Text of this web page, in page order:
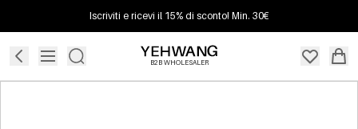
Iscriviti e ricevi il 15% di sconto! Min. 30€
B2B WHOLESALER